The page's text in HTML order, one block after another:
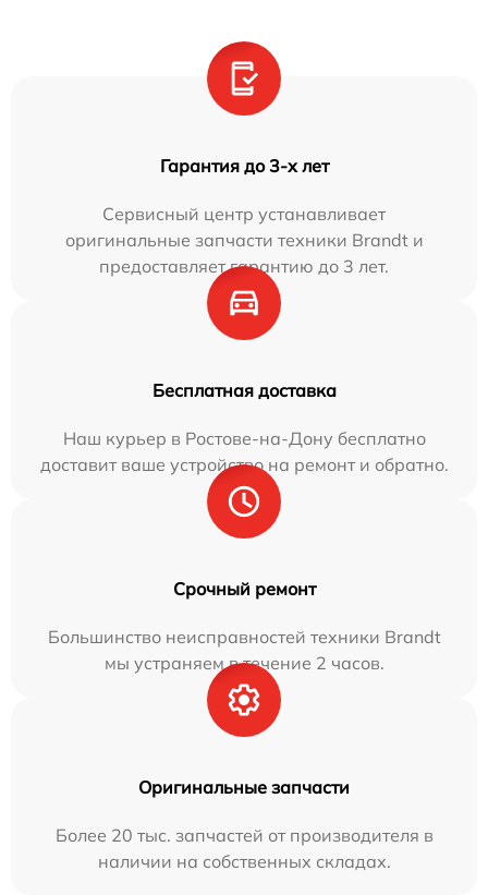
Гарантия до 3-х лет
Сервисный центр устанавливает
оригинальные запчасти техники Brandt и
предоставляет гарантию до 3 лет.
Бесплатная доставка
Наш курьер в Ростове-на-Дону бесплатно
доставит ваше устройство на ремонт и обратно.
Срочный ремонт
Большинство неисправностей техники Brandt
мы устраняем в течение 2 часов.
Оригинальные запчасти
Более 20 тыс. запчастей от производителя в
наличии на собственных складах.